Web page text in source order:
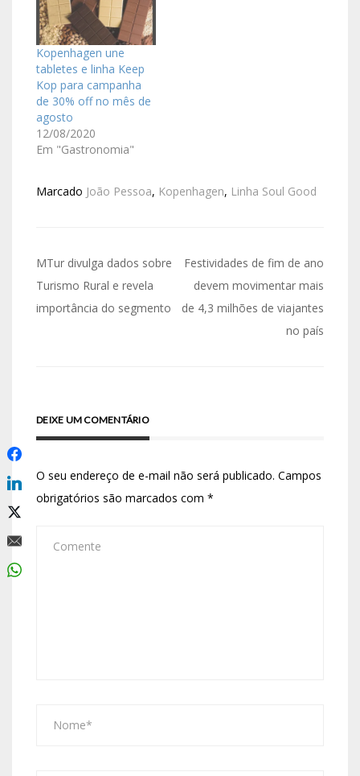
Kopenhagen une
tabletes e linha Keep
Kop para campanha
de 30% off no mês de
agosto
12/08/2020
Em "Gastronomia"
Marcado João Pessoa, Kopenhagen, Linha Soul Good
MTur divulga dados sobre
Turismo Rural e revela
importância do segmento
Festividades de fim de ano
devem movimentar mais
de 4,3 milhões de viajantes
no país
DEIXE UM COMENTÁRIO
O seu endereço de e-mail não será publicado. Campos
obrigatórios são marcados com *